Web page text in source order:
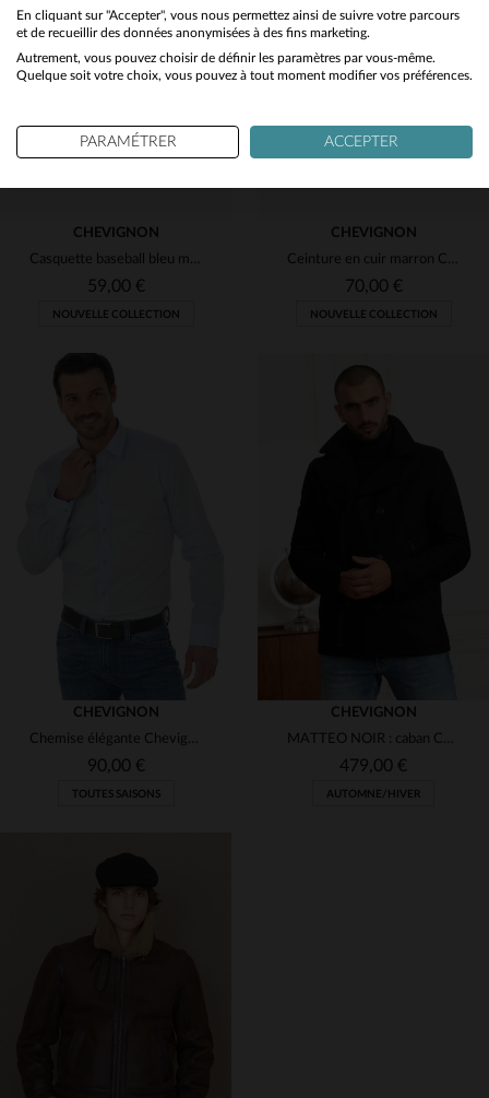
TAILLES DISPONIBLES
S M
TAILLES DISPONIBLES
S M
CHEVIGNON
Casquette baseball bleu marine 100% coton avec broderie 3D jaune
59,00 €
NOUVELLE COLLECTION
TAILLES DISPONIBLES
CHEVIGNON
Ceinture en cuir marron Chevignon
70,00 €
NOUVELLE COLLECTION
CHEVIGNON
Chemise élégante Chevignon bleu ciel
90,00 €
TOUTES SAISONS
CHEVIGNON
MATTEO NOIR : caban Chevignon en laine et cuir de vachette.
479,00 €
AUTOMNE/HIVER
No
Yes
En cliquant sur "Accepter", vous nous permettez ainsi de suivre votre parcours
et de recueillir des données anonymisées à des fins marketing.
Autrement, vous pouvez choisir de définir les paramètres par vous-même.
Quelque soit votre choix, vous pouvez à tout moment modifier vos préférences.
PARAMÉTRER ACCEPTER